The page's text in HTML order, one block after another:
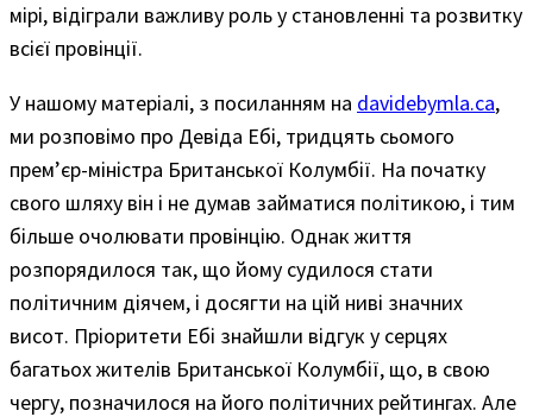
мірі, відіграли важливу роль у становленні та розвитку
всієї провінції.
У нашому матеріалі, з посиланням на davidebymla.ca,
ми розповімо про Девіда Ебі, тридцять сьомого
прем’єр-міністра Британської Колумбії. На початку
свого шляху він і не думав займатися політикою, і тим
більше очолювати провінцію. Однак життя
розпорядилося так, що йому судилося стати
політичним діячем, і досягти на цій ниві значних
висот. Пріоритети Ебі знайшли відгук у серцях
багатьох жителів Британської Колумбії, що, в свою
чергу, позначилося на його політичних рейтингах. Але